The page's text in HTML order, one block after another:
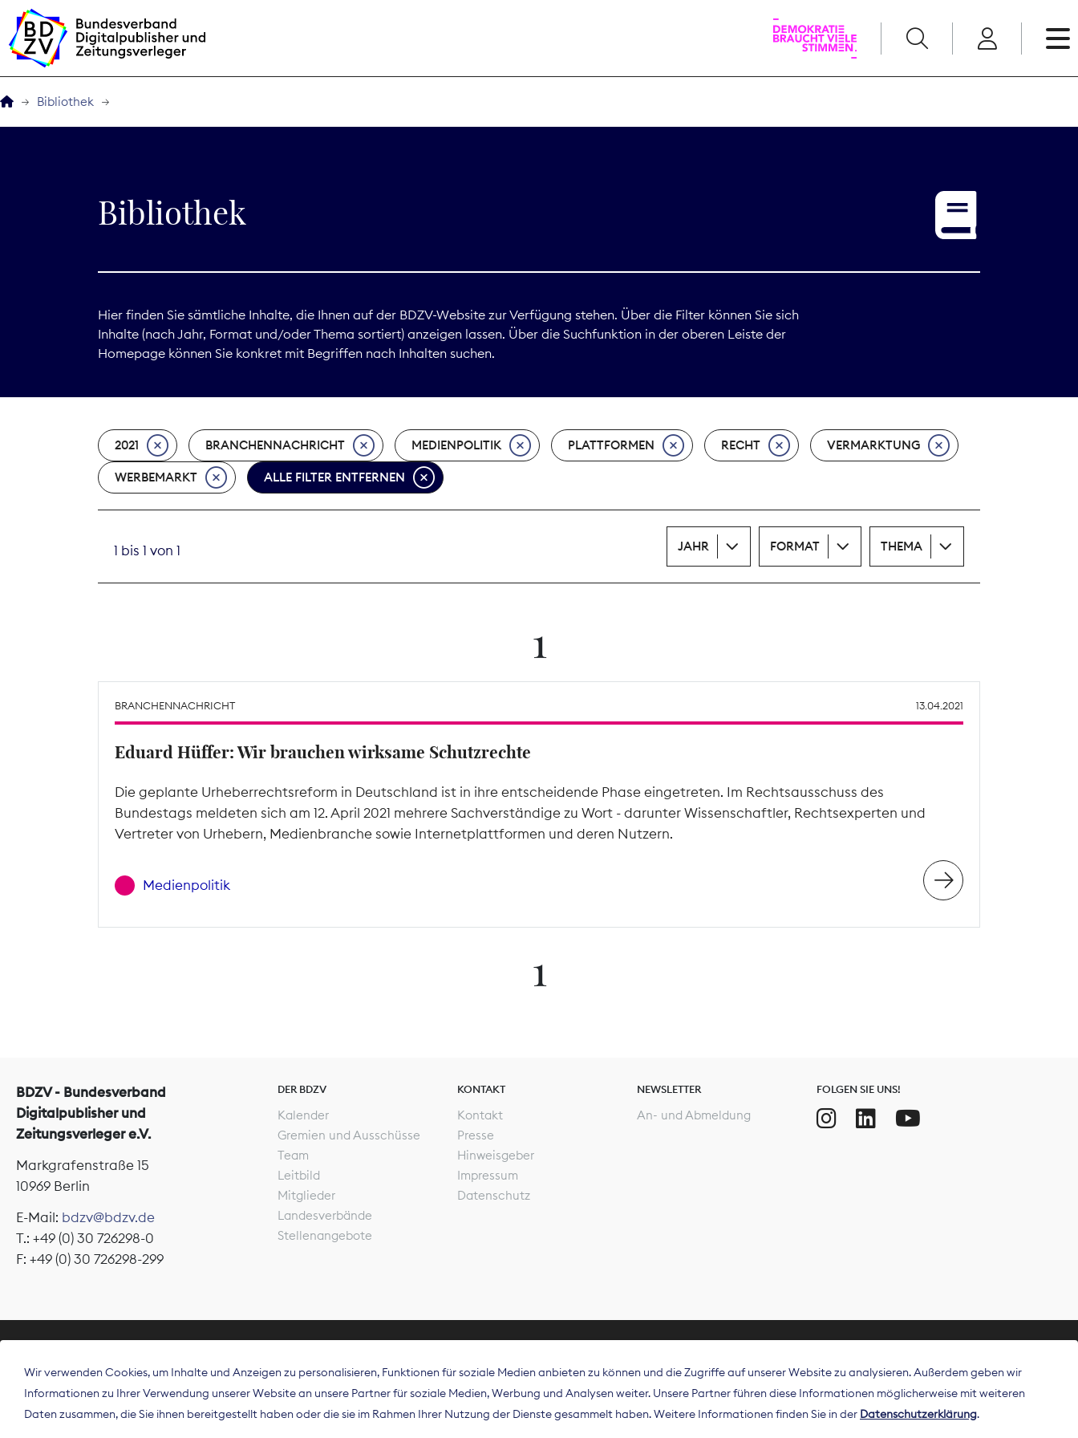
BDZVplus GmbH
Service
Print
Bibliothek
Bibliothek
Hier finden Sie sämtliche Inhalte, die Ihnen auf der BDZV-Website zur Verfügung stehen. Über die Filter können Sie sich
Inhalte (nach Jahr, Format und/oder Thema sortiert) anzeigen lassen. Über die Suchfunktion in der oberen Leiste der
Homepage können Sie konkret mit Begriffen nach Inhalten suchen.
2021 BRANCHENNACHRICHT MEDIENPOLITIK PLATTFORMEN RECHT VERMARKTUNG
WERBEMARKT ALLE FILTER ENTFERNEN
1 bis 1 von 1 JAHR FORMAT THEMA
1
BRANCHENNACHRICHT 13.04.2021
Eduard Hüffer: Wir brauchen wirksame Schutzrechte
Die geplante Urheberrechtsreform in Deutschland ist in ihre entscheidende Phase eingetreten. Im Rechtsausschuss des
Bundestags meldeten sich am 12. April 2021 mehrere Sachverständige zu Wort - darunter Wissenschaftler, Rechtsexperten und
Vertreter von Urhebern, Medienbranche sowie Internetplattformen und deren Nutzern.
Medienpolitik
1
BDZV - Bundesverband
Digitalpublisher und
Zeitungsverleger e.V.
Markgrafenstraße 15
10969 Berlin
E-Mail: bdzv@bdzv.de
T.: +49 (0) 30 726298-0
F: +49 (0) 30 726298-299
DER BDZV
Kalender
Gremien und Ausschüsse
Team
Leitbild
Mitglieder
Landesverbände
Stellenangebote
KONTAKT
Kontakt
Presse
Hinweisgeber
Impressum
Datenschutz
NEWSLETTER
An- und Abmeldung
FOLGEN SIE UNS!
Der Bundesverband Digitalpublisher und Zeitungsverleger (BDZV) vertritt als
Spitzenorganisation die Interessen der Zeitungsverlage und digitalen Publisher in
Deutschland und auf EU-Ebene.
Wir verwenden Cookies, um Inhalte und Anzeigen zu personalisieren, Funktionen für soziale Medien anbieten zu können und die Zugriffe auf unserer Website zu analysieren. Außerdem geben wir
Informationen zu Ihrer Verwendung unserer Website an unsere Partner für soziale Medien, Werbung und Analysen weiter. Unsere Partner führen diese Informationen möglicherweise mit weiteren
Daten zusammen, die Sie ihnen bereitgestellt haben oder die sie im Rahmen Ihrer Nutzung der Dienste gesammelt haben. Weitere Informationen finden Sie in der Datenschutzerklärung.